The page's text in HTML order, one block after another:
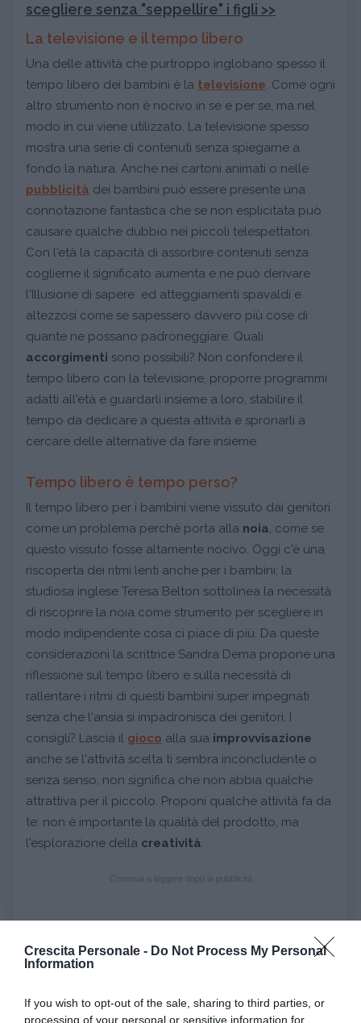
Crescita Personale - Do Not Process My Personal
Information
If you wish to opt-out of the sale, sharing to third parties, or
processing of your personal or sensitive information for
scegliere senza "seppellire" i figli >>
La televisione e il tempo libero
Una delle attività che purtroppo inglobano spesso il
tempo libero dei bambini è la televisione. Come ogni
altro strumento non è nocivo in se e per se, ma nel
modo in cui viene utilizzato. La televisione spesso
mostra una serie di contenuti senza spiegarne a
fondo la natura. Anche nei cartoni animati o nelle
pubblicità dei bambini può essere presente una
connotazione fantastica che se non esplicitata può
causare qualche dubbio nei piccoli telespettatori.
Con l'età la capacità di assorbire contenuti senza
coglierne il significato aumenta e ne può derivare
l'Illusione di sapere ed atteggiamenti spavaldi e
altezzosi come se sapessero davvero più cose di
quante ne possano padroneggiare. Quali
accorgimenti sono possibili? Non confondere il
tempo libero con la televisione, proporre programmi
adatti all'età e guardarli insieme a loro, stabilire il
tempo da dedicare a questa attività e spronarli a
cercare delle alternative da fare insieme.
Tempo libero è tempo perso?
Il tempo libero per i bambini viene vissuto dai genitori
come un problema perchè porta alla noia, come se
questo vissuto fosse altamente nocivo. Oggi c'è una
riscoperta dei ritmi lenti anche per i bambini; la
studiosa inglese Teresa Belton sottolinea la necessità
di riscoprire la noia come strumento per scegliere in
modo indipendente cosa ci piace di più. Da queste
considerazioni la scrittrice Sandra Dema propone una
riflessione sul tempo libero e sulla necessità di
rallentare i ritmi di questi bambini super impegnati
senza che l'ansia si impadronisca dei genitori. I
consigli? Lascia il gioco alla sua improvvisazione
anche se l'attività scelta ti sembra inconcludente o
senza senso, non significa che non abbia qualche
attrattiva per il piccolo. Proponi qualche attività fa da
te: non è importante la qualità del prodotto, ma
l'esplorazione della creatività.
Il gioco libero: esplorare il mondo